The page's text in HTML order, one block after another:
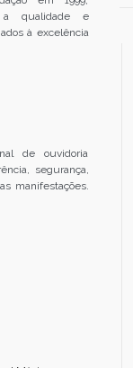
a qualidade e
à excelência
de ouvidoria
segurança,
manifestações.